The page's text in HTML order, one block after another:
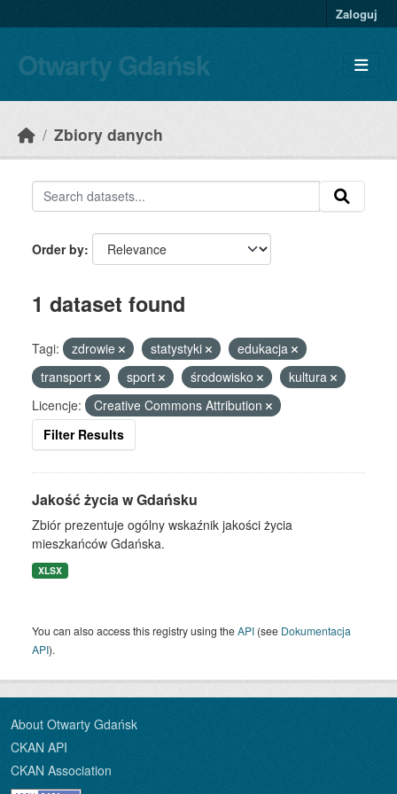
Zaloguj
Otwarty Gdańsk
Zbiory danych
Order by
1 dataset found
Tagi: zdrowie statystyki
edukacja
transport
sport środowisko
kultura
Licencje:
Creative Commons Attribution
Filter Results
Jakość życia w Gdańsku
Zbiór prezentuje ogólny wskaźnik jakości życia
mieszkańców Gdańska.
XLSX
You can also access this registry using theAPI (see Dokumentacja
API).
About Otwarty Gdańsk
CKAN API
CKAN Association